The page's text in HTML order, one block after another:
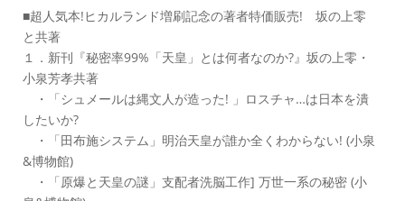
■超人気本!ヒカルランド増刷記念の著者特価販売! 坂の上零
と共著
１．新刊『秘密率99%「天皇」とは何者なのか?』坂の上零・
小泉芳孝共著
・「シュメールは縄文人が造った! 」ロスチャ…は日本を潰
したいか?
・「田布施システム」明治天皇が誰か全くわからない! (小泉
&博物館)
・「原爆と天皇の謎」支配者洗脳工作] 万世一系の秘密 (小